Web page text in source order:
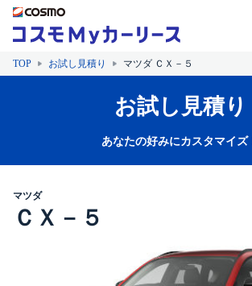
TOP お試し見積り マツダ ＣＸ－５
お試し見積り
あなたの好みにカスタマイズ
マツダ
ＣＸ－５